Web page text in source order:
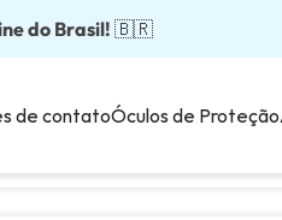
do Brasil! 🇧🇷
partir: R$199
sem juros!💙
o Brasil!
preço justo!
de contatoÓculos de Proteção